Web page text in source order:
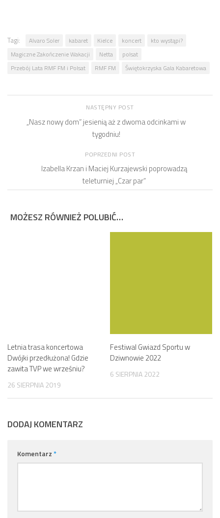
Tagi: Alvaro Soler kabaret Kielce koncert
kto wystąpi?
Magiczne Zakończenie Wakacji
Netta
polsat
Przebój Lata RMF FM i Polsat
RMF FM Świętokrzyska Gala Kabaretowa
NASTĘPNY POST
„Nasz nowy dom” jesienią aż z dwoma odcinkami w
tygodniu!
POPRZEDNI POST
Izabella Krzan i Maciej Kurzajewski poprowadzą
teleturniej „Czar par”
MOŻESZ RÓWNIEŻ POLUBIĆ…
Letnia trasa koncertowa
Dwójki przedłużona! Gdzie
zawita TVP we wrześniu?
26 SIERPNIA 2019
Festiwal Gwiazd Sportu w
Dziwnowie 2022
6 SIERPNIA 2022
DODAJ KOMENTARZ
Komentarz*